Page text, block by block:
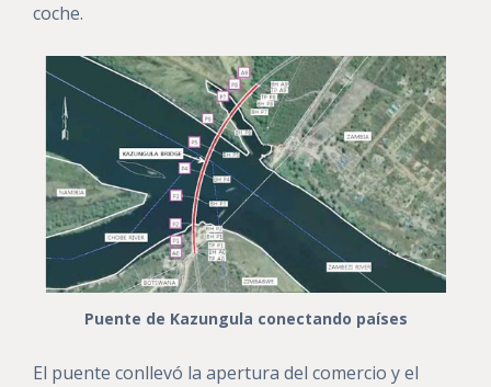
coche.
Puente de Kazungula conectando países
El puente conllevó la apertura del comercio y el